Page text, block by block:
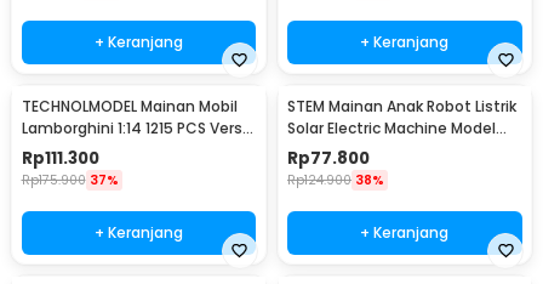
+ Keranjang + Keranjang
TECHNOLMODEL Mainan Mobil
Lamborghini 1:14 1215 PCS Versi
Statis - JKC
Rp111.300
Rp175.900 37%
+ Keranjang
STEM Mainan Anak Robot Listrik
Solar Electric Machine Model
Anjing - 2060
Rp77.800
Rp124.900 38%
+ Keranjang